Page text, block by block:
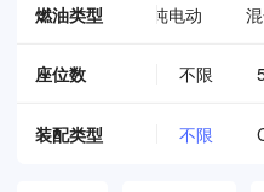
燃油类型
电混动 增程式纯电动
座位数 不限
装配类型 不限